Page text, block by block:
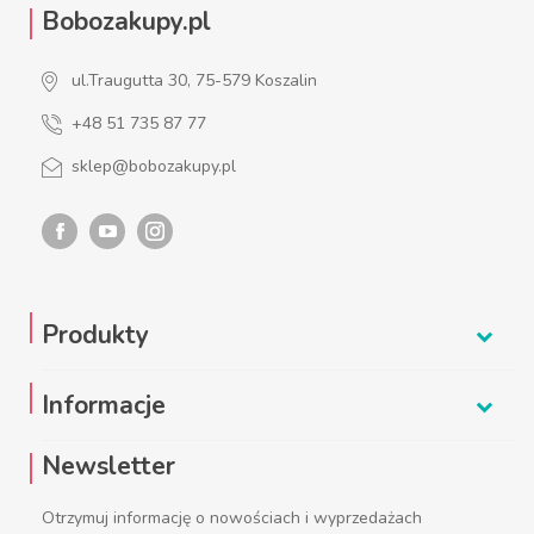
Bobozakupy.pl
ul.Traugutta 30, 75-579 Koszalin
+48 51 735 87 77
sklep@bobozakupy.pl
Produkty
Informacje
Newsletter
Otrzymuj informację o nowościach i wyprzedażach